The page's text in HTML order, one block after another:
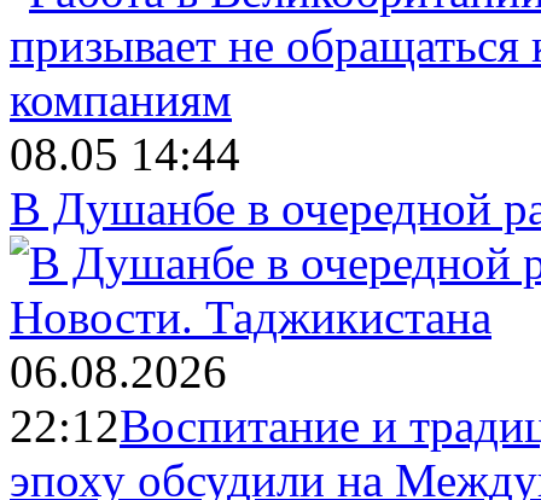
08.05 14:44
В Душанбе в очередной
Новости. Таджикистана
06.08.2026
22:12Воспитание и
эпоху обсудили на